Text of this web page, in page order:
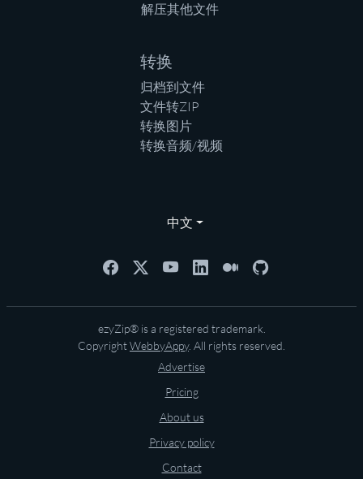
解压其他文件
转换
归档到文件
文件转ZIP
转换图片
转换音频/视频
中文
ezyZip® is a registered trademark.
CopyrightWebbyAppy. All rights reserved.
Advertise
Pricing
About us
Privacy policy
Contact